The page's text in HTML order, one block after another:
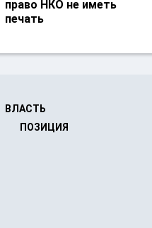
право НКО не иметь
печать
ВЛАСТЬ
ПОЗИЦИЯ